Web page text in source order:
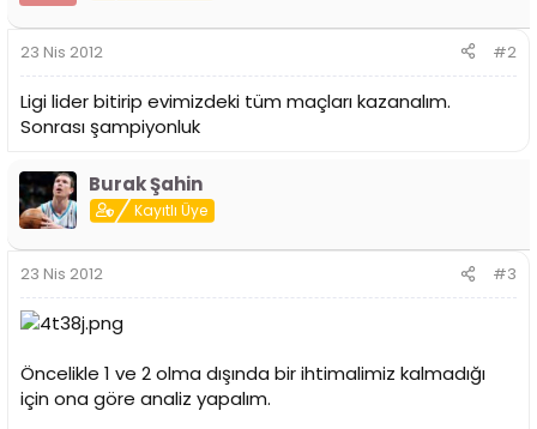
23 Nis 2012 #2
Ligi lider bitirip evimizdeki tüm maçları kazanalım.
Sonrası şampiyonluk
Burak Şahin
Kayıtlı Üye
23 Nis 2012 #3
Öncelikle 1 ve 2 olma dışında bir ihtimalimiz kalmadığı
için ona göre analiz yapalım.